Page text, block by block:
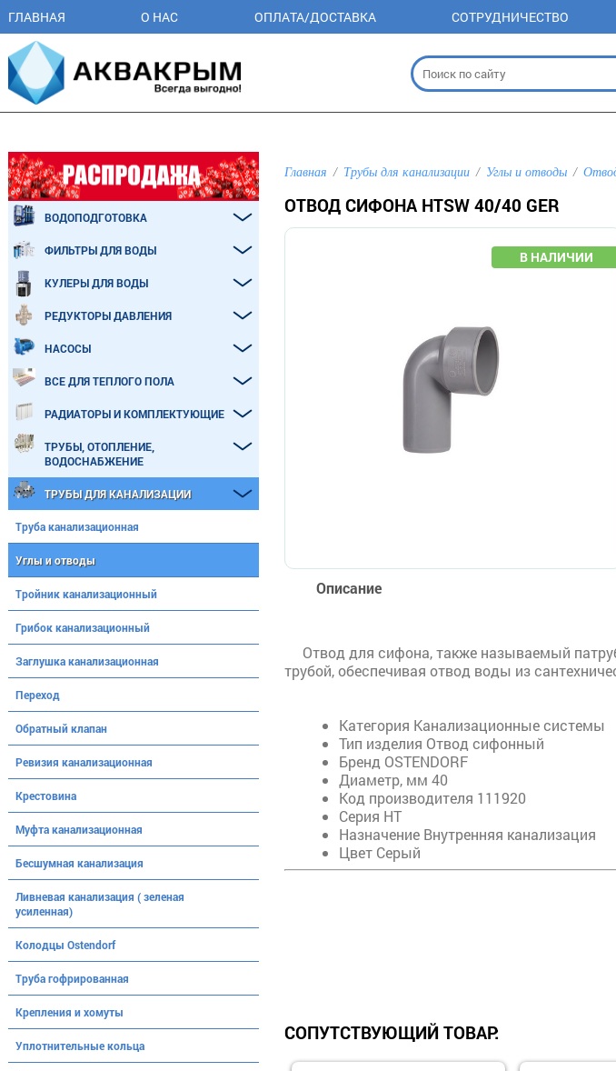
ГЛАВНАЯ О НАС ОПЛАТА/ДОСТАВКА СОТРУДНИЧЕСТВО
Главная Трубы для канализации Углы и отводы
ОТВОД СИФОНА HTSW 40/40 GER
Описание
Отвод для сифона, также называемый
трубой, обеспечивая отвод воды из
Категория Канализационные системы
Тип изделия Отвод сифонный
Бренд OSTENDORF
Диаметр, мм 40
Код производителя 111920
Серия HT
Назначение Внутренняя канализация
Цвет Серый
СОПУТСТВУЮЩИЙ ТОВАР:
ВОДОПОДГОТОВКА
ФИЛЬТРЫ ДЛЯ ВОДЫ
КУЛЕРЫ ДЛЯ ВОДЫ
РЕДУКТОРЫ ДАВЛЕНИЯ
НАСОСЫ
ВСЕ ДЛЯ ТЕПЛОГО ПОЛА
РАДИАТОРЫ И КОМПЛЕКТУЮЩИЕ
ТРУБЫ, ОТОПЛЕНИЕ,
ВОДОСНАБЖЕНИЕ
ТРУБЫ ДЛЯ КАНАЛИЗАЦИИ
Труба канализационная
Углы и отводы
Тройник канализационный
Грибок канализационный
Заглушка канализационная
Переход
Обратный клапан
Ревизия канализационная
Крестовина
Муфта канализационная
Бесшумная канализация
Ливневая канализация ( зеленая
усиленная)
Колодцы Ostendorf
Труба гофрированная
Крепления и хомуты
Уплотнительные кольца